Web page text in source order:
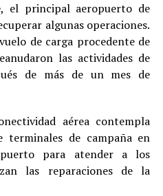
el principal aeropuerto de
algunas operaciones.
de carga procedente de
las actividades de
de más de un mes de
aérea contempla
terminales de campaña en
para atender a los
las reparaciones de la